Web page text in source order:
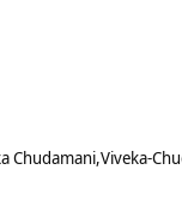
Chudamani Viveka-